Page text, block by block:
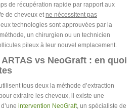
de récupération rapide par rapport aux
de cheveux etne nécessitent pas
technologies sont approuvées par la
un chirurgien ou un technicien
pileux à leur nouvel emplacement.
vs NeoGraft : en quoi
tous deux la méthode d’extraction
extraire les cheveux, il existe une
intervention NeoGraft, un spécialiste de